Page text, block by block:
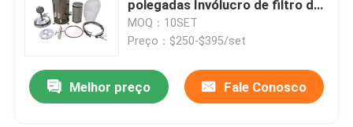
polegadas Invólucro de filtro de
sedimento
MOQ：10SET
Preço：$250-$395/set
Melhor preço Fale Conosco